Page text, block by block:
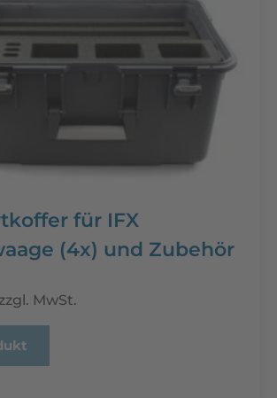
für IFX
(4x) und Zubehör
zzgl. MwSt.